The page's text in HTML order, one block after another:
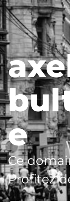
e
Ce
Profitez